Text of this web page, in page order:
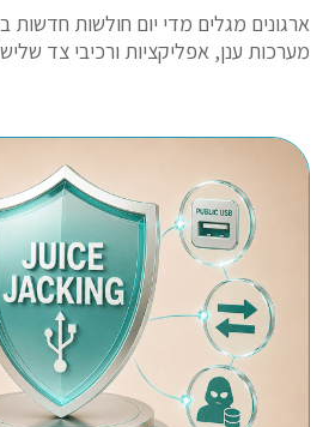
ארגונים מגלים מדי יום חולשות
מערכות ענן, אפליקציות ורכיבי צד